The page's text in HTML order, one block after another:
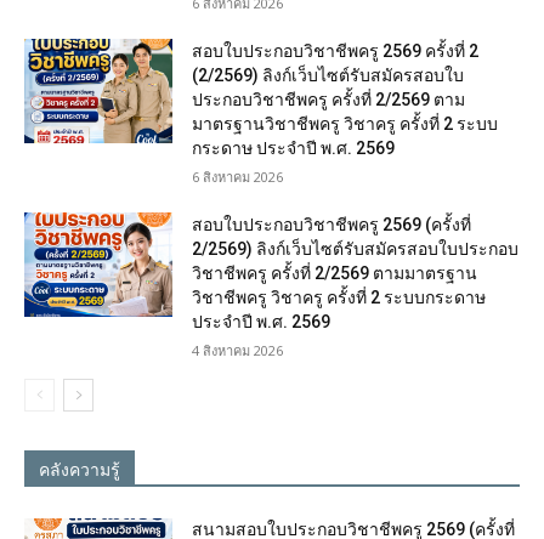
สอบใบประกอบวิชาชีพครู 2569 ครั้งที่ 2
(2/2569) ลิงก์เว็บไซต์รับสมัครสอบใบ
ประกอบวิชาชีพครู ครั้งที่ 2/2569 ตาม
มาตรฐานวิชาชีพครู วิชาครู ครั้งที่ 2 ระบบ
กระดาษ ประจำปี พ.ศ. 2569
6 สิงหาคม 2026
สอบใบประกอบวิชาชีพครู 2569 (ครั้งที่
2/2569) ลิงก์เว็บไซต์รับสมัครสอบใบประกอบ
วิชาชีพครู ครั้งที่ 2/2569 ตามมาตรฐาน
วิชาชีพครู วิชาครู ครั้งที่ 2 ระบบกระดาษ
ประจำปี พ.ศ. 2569
4 สิงหาคม 2026
คลังความรู้
สนามสอบใบประกอบวิชาชีพครู 2569 (ครั้งที่